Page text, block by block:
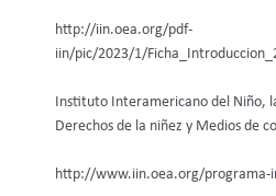
http://iin.oea.org/pdf-
iin/pic/2023/1/
Instituto Interamericano del Niño,
Derechos de la niñez y Medios de
http://www.iin.oea.org/programa-